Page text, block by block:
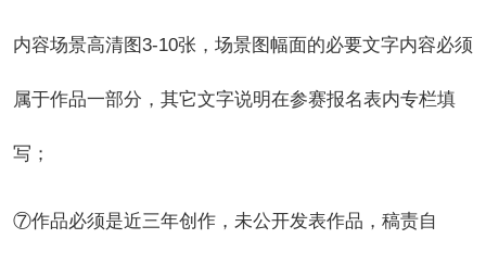
内容场景高清图3-10张，场景图幅面的必要文字内容必须
属于作品一部分，其它文字说明在参赛报名表内专栏填
写；
⑦作品必须是近三年创作，未公开发表作品，稿责自